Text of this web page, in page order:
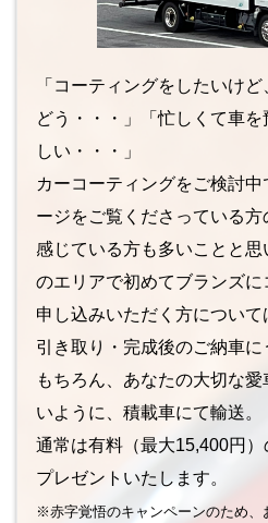
「コーティングをしたいけ
どう・・・」「忙しくて車
しい・・・」
カーコーティングをご検討
ージをご覧くださっている
感じている方も多いことと
のエリアで初めてブランズ
申し込みいただく方につい
引き取り・完成後のご納車に
もちろん、あなたの大切な
いように、積載車にて輸送。
通常は有料（最大15,400円
プレゼントいたします。
※赤字覚悟のキャンペーンのため、